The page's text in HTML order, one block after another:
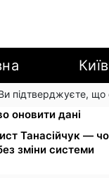
Київ
підтверджуєте, що
3000 грн: 4
оновити дані
Танасійчук —
зміни системи